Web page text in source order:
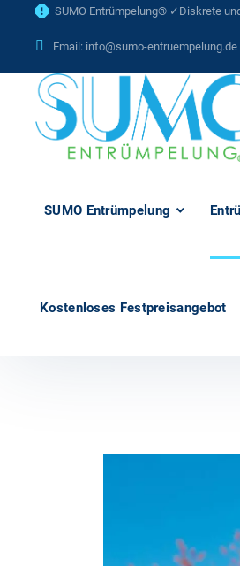
SUMO Entrümpelung® ✓Diskrete
Email: info@sumo-entruempelung.de
SUMO Entrümpelung
Kostenloses Festpreisangebot